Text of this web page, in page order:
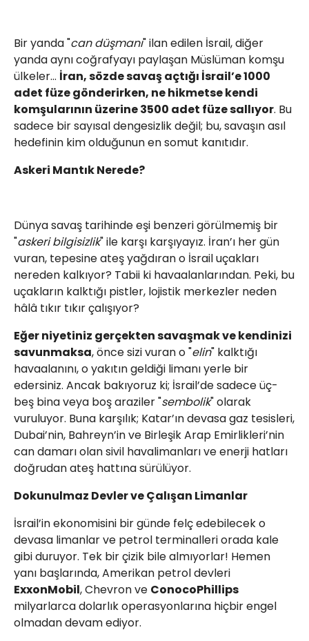
Bir yanda "can düşmanı" ilan edilen İsrail, diğer
yanda aynı coğrafyayı paylaşan Müslüman komşu
ülkeler... İran, sözde savaş açtığı İsrail’e 1000
adet füze gönderirken, ne hikmetse kendi
komşularının üzerine 3500 adet füze sallıyor. Bu
sadece bir sayısal dengesizlik değil; bu, savaşın asıl
hedefinin kim olduğunun en somut kanıtıdır.
Askeri Mantık Nerede?
Dünya savaş tarihinde eşi benzeri görülmemiş bir
"askeri bilgisizlik" ile karşı karşıyayız. İran’ı her gün
vuran, tepesine ateş yağdıran o İsrail uçakları
nereden kalkıyor? Tabii ki havaalanlarından. Peki, bu
uçakların kalktığı pistler, lojistik merkezler neden
hâlâ tıkır tıkır çalışıyor?
Eğer niyetiniz gerçekten savaşmak ve kendinizi
savunmaksa, önce sizi vuran o "elin" kalktığı
havaalanını, o yakıtın geldiği limanı yerle bir
edersiniz. Ancak bakıyoruz ki; İsrail’de sadece üç-
beş bina veya boş araziler "sembolik" olarak
vuruluyor. Buna karşılık; Katar’ın devasa gaz tesisleri,
Dubai’nin, Bahreyn’in ve Birleşik Arap Emirlikleri’nin
can damarı olan sivil havalimanları ve enerji hatları
doğrudan ateş hattına sürülüyor.
Dokunulmaz Devler ve Çalışan Limanlar
İsrail’in ekonomisini bir günde felç edebilecek o
devasa limanlar ve petrol terminalleri orada kale
gibi duruyor. Tek bir çizik bile almıyorlar! Hemen
yanı başlarında, Amerikan petrol devleri
ExxonMobil, Chevron ve ConocoPhillips
milyarlarca dolarlık operasyonlarına hiçbir engel
olmadan devam ediyor.